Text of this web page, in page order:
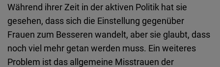
Während ihrer Zeit in der aktiven Politik hat sie
gesehen, dass sich die Einstellung gegenüber
Frauen zum Besseren wandelt, aber sie glaubt, dass
noch viel mehr getan werden muss. Ein weiteres
Problem ist das allgemeine Misstrauen der